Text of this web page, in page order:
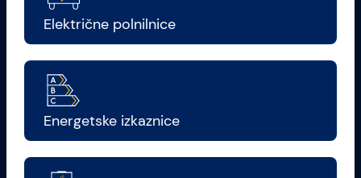
Električne polnilnice
Energetske izkaznice